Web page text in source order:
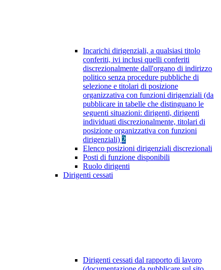
Incarichi dirigenziali, a qualsiasi titolo
conferiti, ivi inclusi quelli conferiti
discrezionalmente dall'organo di indirizzo
politico senza procedure pubbliche di
selezione e titolari di posizione
organizzativa con funzioni dirigenziali (da
pubblicare in tabelle che distinguano le
seguenti situazioni: dirigenti, dirigenti
individuati discrezionalmente, titolari di
posizione organizzativa con funzioni
dirigenziali) 2
Elenco posizioni dirigenziali discrezionali
Posti di funzione disponibili
Ruolo dirigenti
Dirigenti cessati
Dirigenti cessati dal rapporto di lavoro